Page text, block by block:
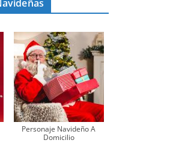
Personaje Navideño A
Domicilio